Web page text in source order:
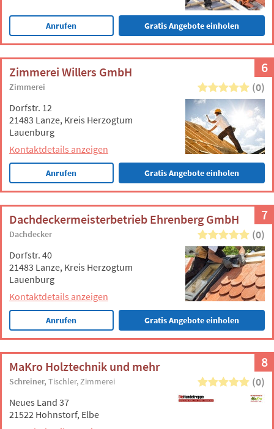
Anrufen Gratis Angebote einholen
6
Zimmerei Willers GmbH
Zimmerei (0)
Dorfstr. 12
21483 Lanze, Kreis Herzogtum
Lauenburg
Kontaktdetails anzeigen
Anrufen Gratis Angebote einholen
7
Dachdeckermeisterbetrieb Ehrenberg GmbH
Dachdecker (0)
Dorfstr. 40
21483 Lanze, Kreis Herzogtum
Lauenburg
Kontaktdetails anzeigen
Anrufen Gratis Angebote einholen
8
MaKro Holztechnik und mehr
Schreiner Tischler Zimmerei (0)
Neues Land 37
21522 Hohnstorf, Elbe